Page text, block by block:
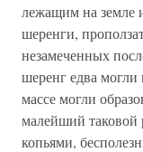
лежащим на земле
шеренги,
незамеченных
шеренг едва
массе могли
малейший
копьями,